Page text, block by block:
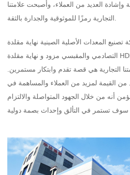
وإشادة العديد من العملاء، وأصبحت علامتنا
التجارية رمزًا للموثوقية والجدارة بالثقة.
تصنيع المعدات الأصلية الصينية نهاية مقلدة HDPE للحامي
التصادمي والمقبسي مزود و نهاية مقلدة HDPE للحامي التصادمي
التجارية هي قصة تقدم وابتكار مستمرين.
القيمة لمزيد من العملاء والمساهمة في
أنه من خلال الجهود المتواصلة والالتزام